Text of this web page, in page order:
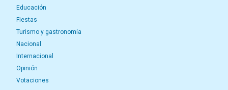
Educación
Fiestas
Turismo y gastronomía
Nacional
Internacional
Opinión
Votaciones